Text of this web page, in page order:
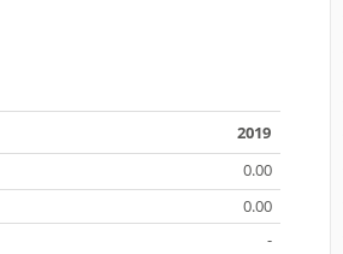
2019
0.00
0.00
-